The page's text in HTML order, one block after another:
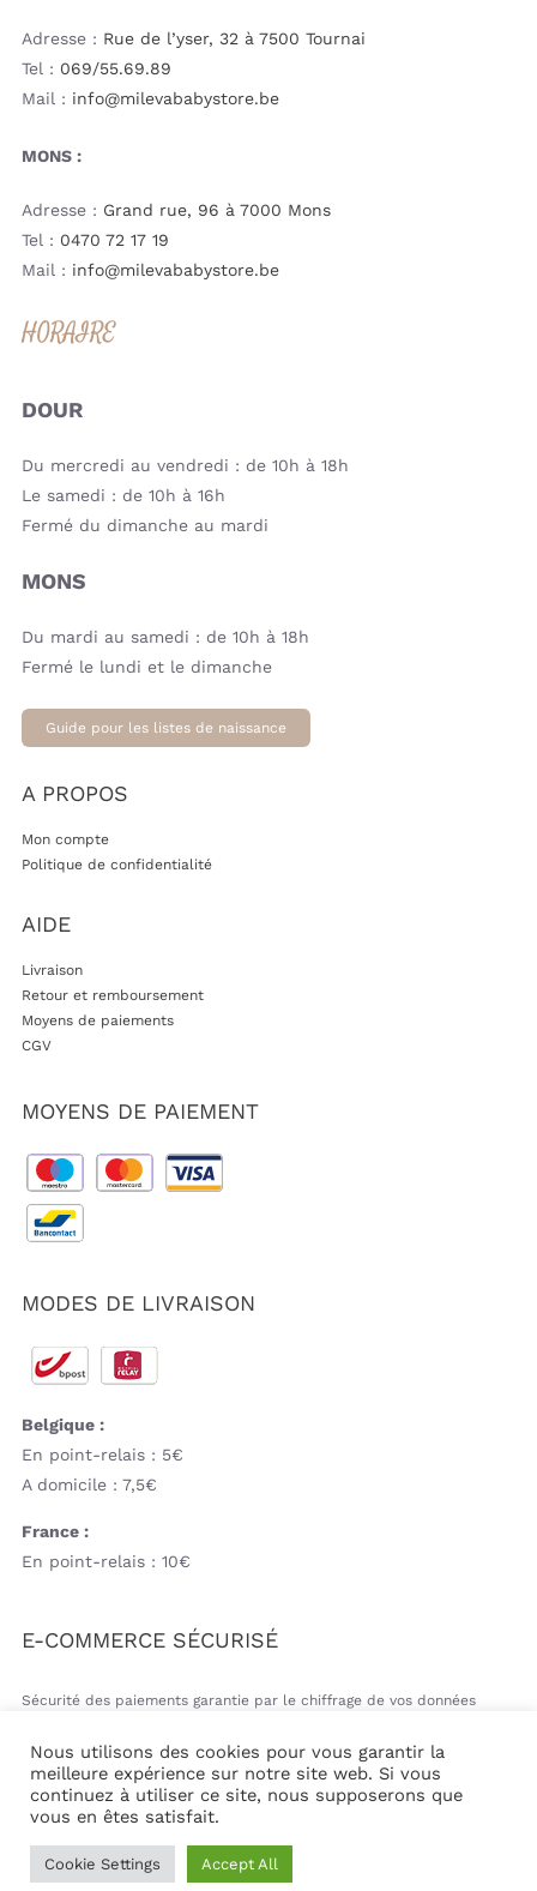
Adresse : Rue de l’yser, 32 à 7500 Tournai
Tel : 069/55.69.89
Mail : info@milevababystore.be
MONS :
Adresse : Grand rue, 96 à 7000 Mons
Tel : 0470 72 17 19
Mail : info@milevababystore.be
HORAIRE
DOUR
Du mercredi au vendredi : de 10h à 18h
Le samedi : de 10h à 16h
Fermé du dimanche au mardi
MONS
Du mardi au samedi : de 10h à 18h
Fermé le lundi et le dimanche
Guide pour les listes de naissance
A PROPOS
Mon compte
Politique de confidentialité
AIDE
Livraison
Retour et remboursement
Moyens de paiements
CGV
MOYENS DE PAIEMENT
MODES DE LIVRAISON
Belgique :
En point-relais : 5€
A domicile : 7,5€
France :
En point-relais : 10€
E-COMMERCE SÉCURISÉ
Sécurité des paiements garantie par le chiffrage de vos données
© Copyright 2026 | Mil&va Babystore All Rights Reserved
| Powered byCommunika
Nous utilisons des cookies pour vous garantir la
meilleure expérience sur notre site web. Si vous
continuez à utiliser ce site, nous supposerons que
vous en êtes satisfait.
Cookie Settings Accept All